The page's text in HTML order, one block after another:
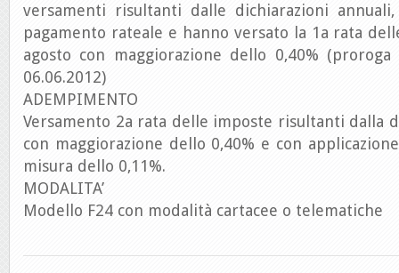
versamenti risultanti dalle dichiarazioni
pagamento rateale e hanno versato la 1a rata
agosto con maggiorazione dello 0,40% (proroga
06.06.2012)
ADEMPIMENTO
Versamento 2a rata delle imposte risultanti dalla
con maggiorazione dello 0,40% e con
misura dello 0,11%.
MODALITA’
Modello F24 con modalità cartacee o telematiche